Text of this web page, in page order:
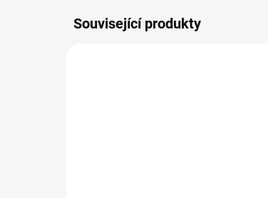
Související produkty